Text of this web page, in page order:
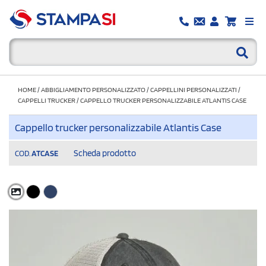
HOME/ABBIGLIAMENTO PERSONALIZZATO/CAPPELLINI PERSONALIZZATI /
CAPPELLI TRUCKER/CAPPELLO TRUCKER PERSONALIZZABILE ATLANTIS CASE
Cappello trucker personalizzabile Atlantis Case
COD. ATCASE Scheda prodotto